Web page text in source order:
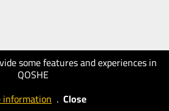
some features and experiences in
QOSHE
information . Close